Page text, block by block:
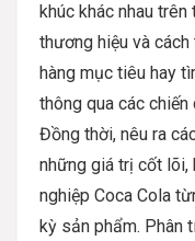
khúc khác nhau
thương hiệu và
hàng mục tiêu hay
thông qua các
Đồng thời, nêu ra
những giá trị cốt lõi,
nghiệp Coca Cola
kỳ sản phẩm. Phân